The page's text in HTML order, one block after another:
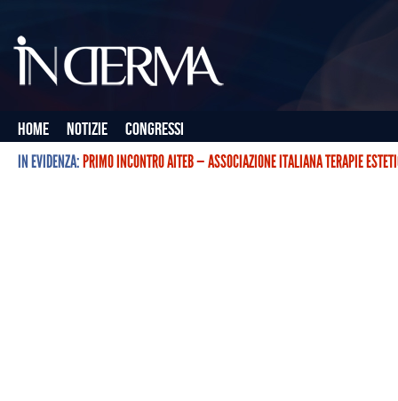
Home Notizie
Congressi
IN EVIDENZA:PRIMO INCONTRO AITEB — ASSOCIAZIONE ITALIANA TERAPIE